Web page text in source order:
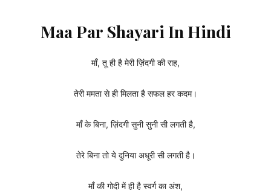
Maa Par Shayari In Hindi
माँ, तू ही है मेरी ज़िंदगी की राह,
तेरी ममता से ही मिलता है सफल हर कदम।
माँ के बिना, ज़िंदगी सुनी सुनी सी लगती है,
तेरे बिना तो ये दुनिया अधूरी सी लगती है।
माँ की गोदी में ही है स्वर्ग का अंश,